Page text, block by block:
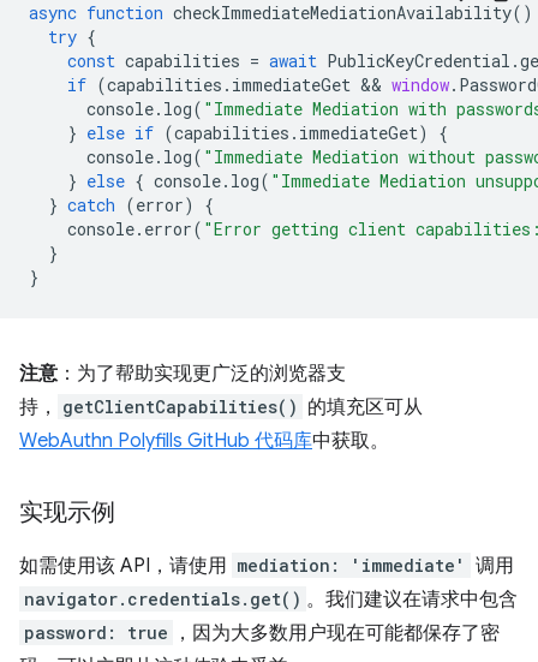
async function checkImmediateMediationAvailability()
try {
const capabilities = await PublicKeyCredential .
if (capabilities . immediateGet && window.
console. log( "Immediate Mediation with
} else if (capabilities . immediateGet)
{
console. log( "Immediate Mediation without
} else { console. log( "Immediate Mediation
} catch (error)
{
console. error( "Error getting client
}
}
注意：为了帮助实现更广泛的浏览器支
持，
getClientCapabilities() 的填充区可从
WebAuthn Polyfills GitHub 代码库中获取。
实现示例
如需使用该 API，请使用 mediation: 'immediate' 调用
navigator.credentials.get() 。我们建议在请求中包含
password: true
，因为大多数用户现在可能都保存了密